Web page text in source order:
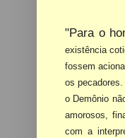
"Para o
existência
fossem
os
o Demônio
amorosos,
com a